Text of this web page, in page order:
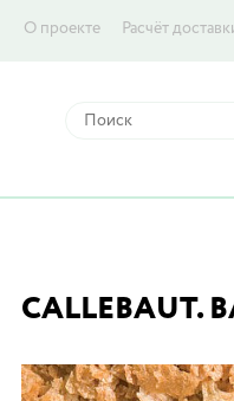
О проекте Расчёт